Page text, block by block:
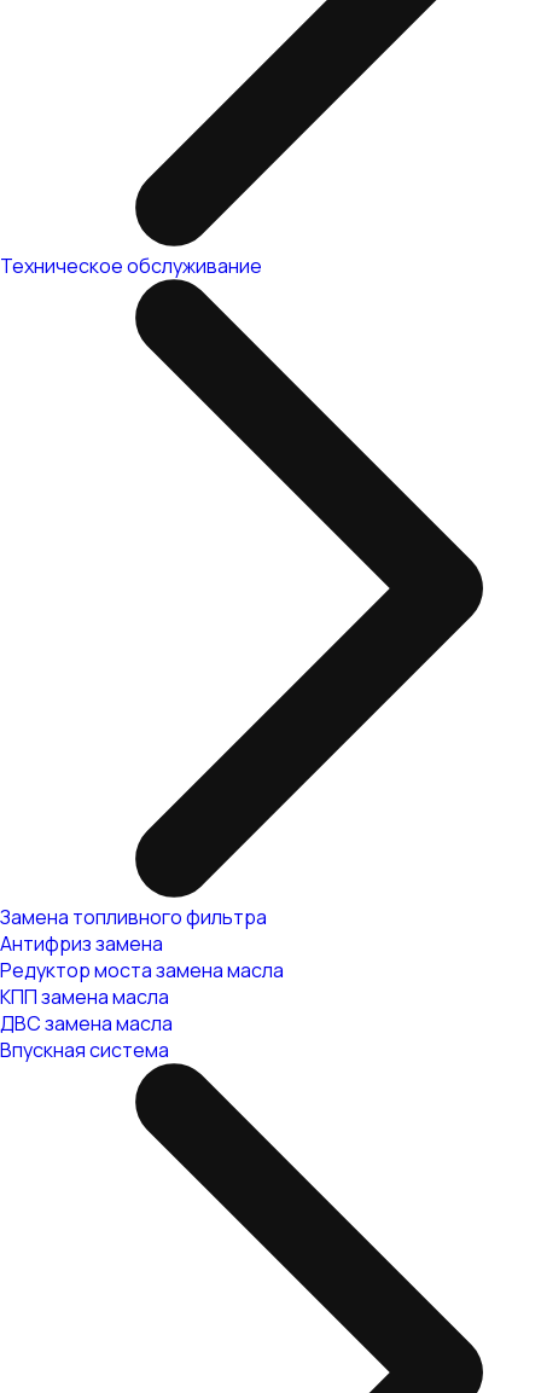
Техническое обслуживание
Замена топливного фильтра
Антифриз замена
Редуктор моста замена масла
КПП замена масла
ДВС замена масла
Впускная система